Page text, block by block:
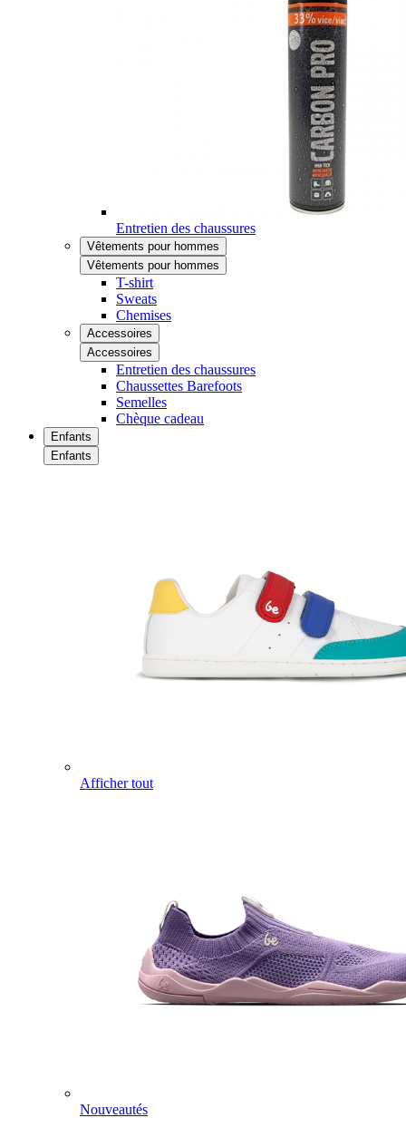
Entretien des chaussures
Vêtements pour hommes
Vêtements pour hommes
T-shirt
Sweats
Chemises
Accessoires
Accessoires
Entretien des chaussures
Chaussettes Barefoots
Semelles
Chèque cadeau
Enfants
Enfants
Afficher tout
Nouveautés